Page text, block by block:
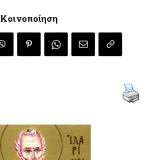
Κοινοποίηση